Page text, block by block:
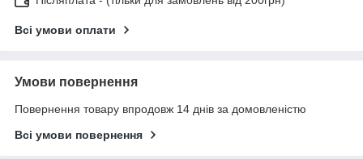
Всі умови оплати
Умови повернення
Повернення товару впродовж 14 днів за домовленістю
Всі умови повернення